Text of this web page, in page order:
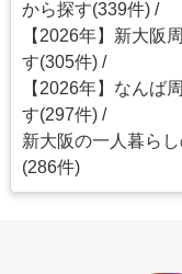
から探す(339件)
【2026年】新大阪
す(305件)
【2026年】なんば
す(297件)
新大阪の一人暮ら
(286件)